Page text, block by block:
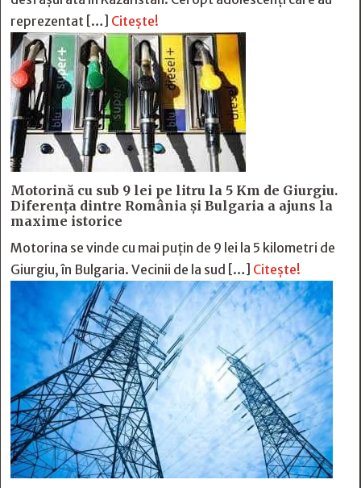
reprezentat […] Citește!
Motorină cu sub 9 lei pe litru la 5 Km de Giurgiu.
Diferența dintre România și Bulgaria a ajuns la
maxime istorice
Motorina se vinde cu mai puțin de 9 lei la 5 kilometri de
Giurgiu, în Bulgaria. Vecinii de la sud […] Citește!